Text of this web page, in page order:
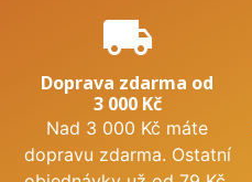
local_shipping
Doprava zdarma od
3 000 Kč
Nad 3 000 Kč máte
dopravu zdarma. Ostatní